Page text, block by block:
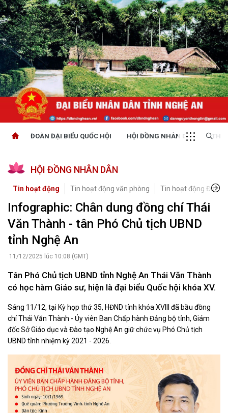
ĐOÀN ĐẠI BIỂU QUỐC HỘI HỘI ĐỒNG NHÂN DÂN
HỘI ĐỒNG NHÂN DÂN
Tin hoạt động Tin hoạt động văn phòng Tin hoạt động Đảng,
Infographic: Chân dung đồng chí Thái
Văn Thành - tân Phó Chủ tịch UBND
tỉnh Nghệ An
11/12/2025 lúc 10:08 (GMT)
Tân Phó Chủ tịch UBND tỉnh Nghệ An Thái Văn Thành
có học hàm Giáo sư, hiện là đại biểu Quốc hội khóa XV.
Sáng 11/12, tại Kỳ họp thứ 35, HĐND tỉnh khóa XVIII đã bầu đồng
chí Thái Văn Thành - Ủy viên Ban Chấp hành Đảng bộ tỉnh, Giám
đốc Sở Giáo dục và Đào tạo Nghệ An giữ chức vụ Phó Chủ tịch
UBND tỉnh nhiệm kỳ 2021 - 2026.